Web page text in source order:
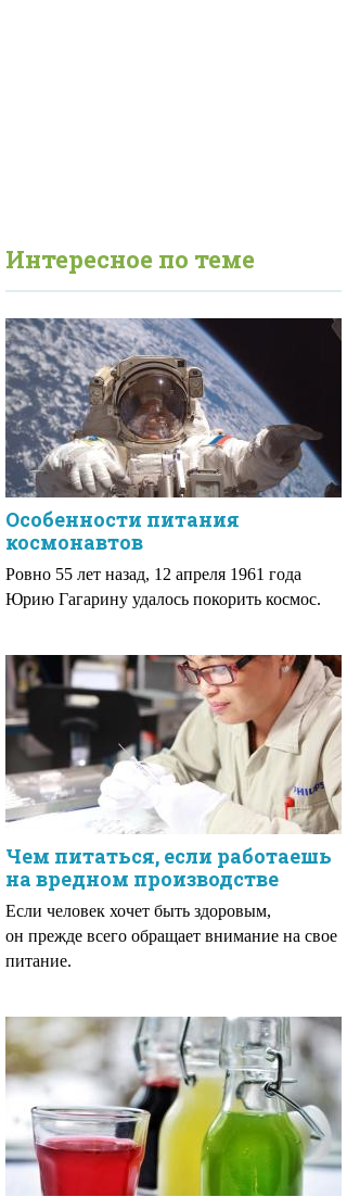
Интересное по теме
Особенности питания
космонавтов
Ровно 55 лет назад, 12 апреля 1961 года
Юрию Гагарину удалось покорить космос.
Чем питаться, если работаешь
на вредном производстве
Если человек хочет быть здоровым,
он прежде всего обращает внимание на свое
питание.